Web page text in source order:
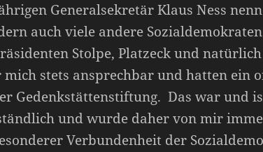
Generalsekretär Klaus Ness
auch viele andere
Stolpe, Platzeck und
stets ansprechbar und hatten ein
Gedenkstättenstiftung. Das war und
und wurde daher von mir
Verbundenheit der